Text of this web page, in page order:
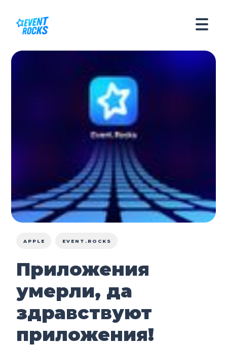
APPLE EVENT.ROCKS
Приложения
умерли, да
здравствуют
приложения!